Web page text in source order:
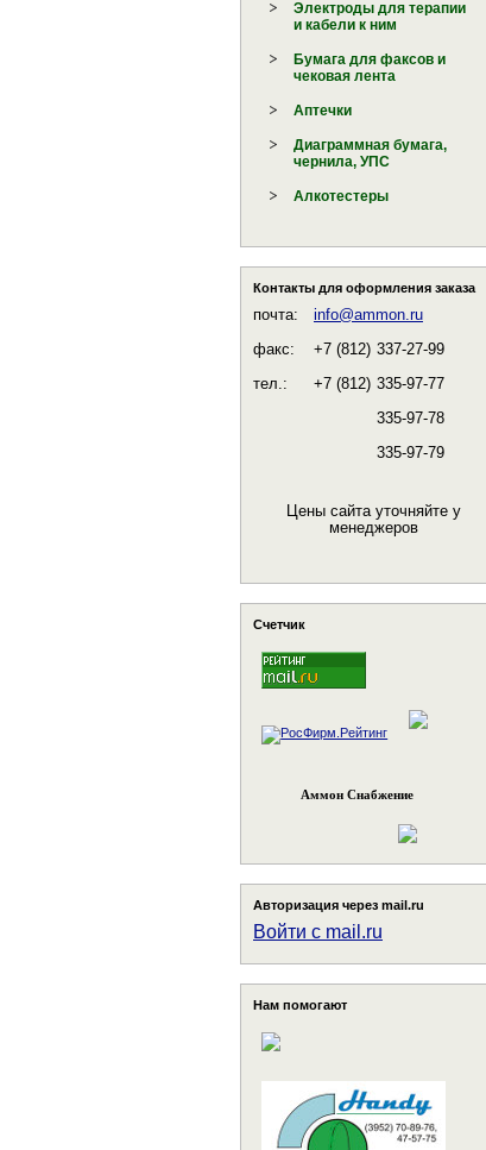
Электроды для терапии
и кабели к ним
Бумага для факсов и
чековая лента
Аптечки
Диаграммная бумага,
чернила, УПС
Алкотестеры
Контакты для оформления заказа
почта:
info@ammon.ru
факс:
+7 (812) 337-27-99
тел.:
+7 (812) 335-97-77
335-97-78
335-97-79
Цены сайта уточняйте у
менеджеров
Счетчик
Аммон Снабжение
Авторизация через mail.ru
Войти с mail.ru
Нам помогают